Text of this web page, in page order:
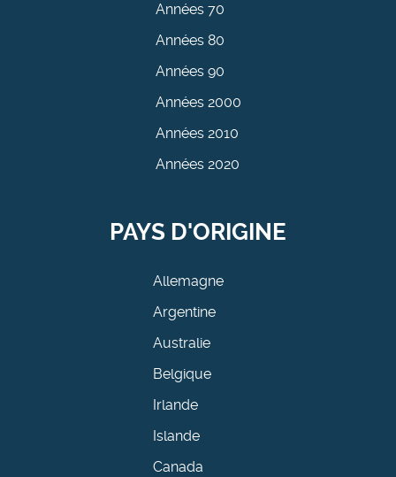
Années 70
Années 80
Années 90
Années 2000
Années 2010
Années 2020
PAYS D'ORIGINE
Allemagne
Argentine
Australie
Belgique
Irlande
Islande
Canada